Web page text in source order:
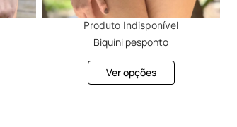
Produto Indisponível
Biquíni pesponto
Ver opções